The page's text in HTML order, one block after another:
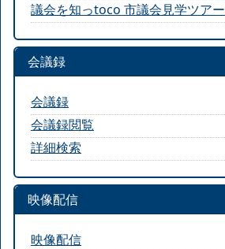
議会を知っtoco 市議会見学ツアー
会議録
会議録
会議録閲覧
詳細検索
映像配信
映像配信